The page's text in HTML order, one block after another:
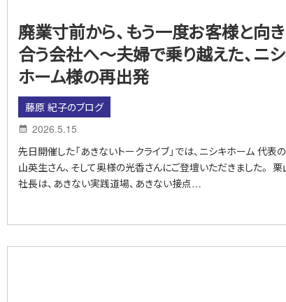
廃業寸前から、もう一度お客様と向き
合う会社へ～夫婦で乗り越えた、ニ
ホーム様の再出発
藤原 紀子のブログ
2026.5.15
先日開催した「あきないトークライブ」では、ニシキホーム 代表
山英生さん、そして奥様の光香さんにご登壇いただきました。 栗
社長は、あきない実践道場、あきない接点…